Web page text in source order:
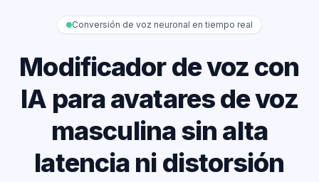
Conversión de voz neuronal en tiempo real
Modificador de voz con
IA para avatares de voz
masculina sin alta
latencia ni distorsión